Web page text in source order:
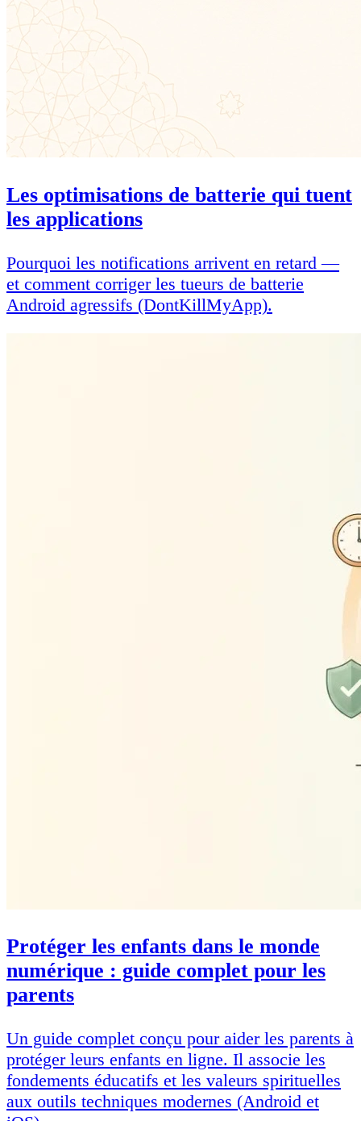
Les optimisations de batterie qui tuent
les applications
Pourquoi les notifications arrivent en retard —
et comment corriger les tueurs de batterie
Android agressifs (DontKillMyApp).
Protéger les enfants dans le monde
numérique : guide complet pour les
parents
Un guide complet conçu pour aider les parents à
protéger leurs enfants en ligne. Il associe les
fondements éducatifs et les valeurs spirituelles
aux outils techniques modernes (Android et